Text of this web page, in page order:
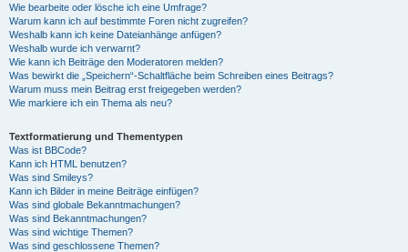
Wie bearbeite oder lösche ich eine Umfrage?
Warum kann ich auf bestimmte Foren nicht zugreifen?
Weshalb kann ich keine Dateianhänge anfügen?
Weshalb wurde ich verwarnt?
Wie kann ich Beiträge den Moderatoren melden?
Was bewirkt die „Speichern“-Schaltfläche beim Schreiben eines Beitrags?
Warum muss mein Beitrag erst freigegeben werden?
Wie markiere ich ein Thema als neu?
Textformatierung und Thementypen
Was ist BBCode?
Kann ich HTML benutzen?
Was sind Smileys?
Kann ich Bilder in meine Beiträge einfügen?
Was sind globale Bekanntmachungen?
Was sind Bekanntmachungen?
Was sind wichtige Themen?
Was sind geschlossene Themen?